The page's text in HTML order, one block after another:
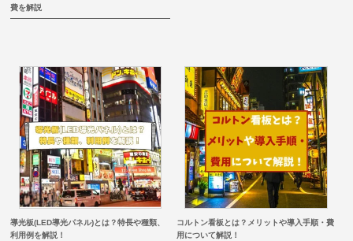
費を解説
導光板(LED導光パネル)とは？特長や種類、
利用例を解説！
コルトン看板とは？メリットや導入手順・費
用について解説！